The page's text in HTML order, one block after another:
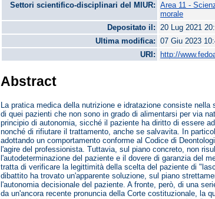
Settori scientifico-disciplinari del MIUR:
Area 11 -
morale
Depositato il:
20 Lug 2021
Ultima modifica:
07 Giu 2023
URI:
http://
Abstract
La pratica medica della nutrizione e idratazione consiste
di quei pazienti che non sono in grado di alimentarsi per via
principio di autonomia, sicché il paziente ha diritto di essere
nonché di rifiutare il trattamento, anche se salvavita. In
adottando un comportamento conforme al Codice di
l'agire del professionista. Tuttavia, sul piano concreto, non
l'autodeterminazione del paziente e il dovere di garanzia del
tratta di verificare la legittimità della scelta del paziente di
dibattito ha trovato un'apparente soluzione, sul piano
l'autonomia decisionale del paziente. A fronte, però, di una
da un'ancora recente pronuncia della Corte costituzionale, la